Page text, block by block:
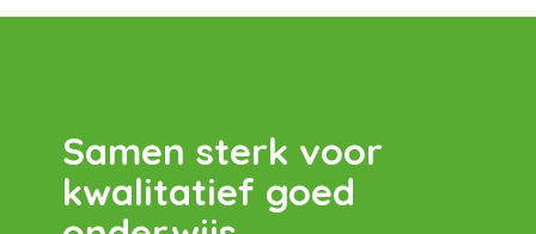
Samen sterk voor
kwalitatief goed